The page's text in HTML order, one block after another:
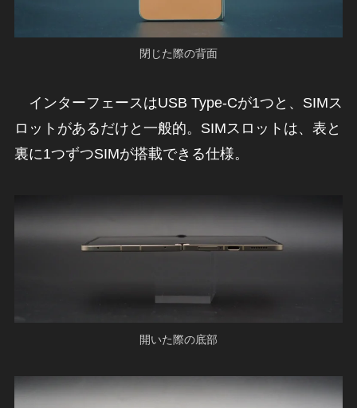
閉じた際の背面
インターフェースはUSB Type-Cが1つと、SIMス
ロットがあるだけと一般的。SIMスロットは、表と
裏に1つずつSIMが搭載できる仕様。
開いた際の底部